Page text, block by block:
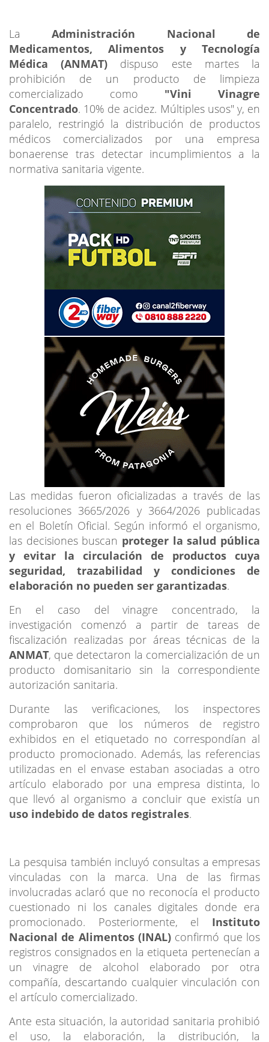
LaAdministración Nacional de
Medicamentos, Alimentos y Tecnología
Médica (ANMAT) dispuso este martes la
prohibición de un producto de limpieza
comercializado como "Vini Vinagre
Concentrado. 10% de acidez. Múltiples usos" y, en
paralelo, restringió la distribución de productos
médicos comercializados por una empresa
bonaerense tras detectar incumplimientos a la
normativa sanitaria vigente.
Las medidas fueron oficializadas a través de las
resoluciones 3665/2026 y 3664/2026 publicadas
en el Boletín Oficial. Según informó el organismo,
las decisiones buscan proteger la salud pública
y evitar la circulación de productos cuya
seguridad, trazabilidad y condiciones de
elaboración no pueden ser garantizadas.
En el caso del vinagre concentrado, la
investigación comenzó a partir de tareas de
fiscalización realizadas por áreas técnicas de la
ANMAT, que detectaron la comercialización de un
producto domisanitario sin la correspondiente
autorización sanitaria.
Durante las verificaciones, los inspectores
comprobaron que los números de registro
exhibidos en el etiquetado no correspondían al
producto promocionado. Además, las referencias
utilizadas en el envase estaban asociadas a otro
artículo elaborado por una empresa distinta, lo
que llevó al organismo a concluir que existía un
uso indebido de datos registrales.
La pesquisa también incluyó consultas a empresas
vinculadas con la marca. Una de las firmas
involucradas aclaró que no reconocía el producto
cuestionado ni los canales digitales donde era
promocionado. Posteriormente, el Instituto
Nacional de Alimentos (INAL) confirmó que los
registros consignados en la etiqueta pertenecían a
un vinagre de alcohol elaborado por otra
compañía, descartando cualquier vinculación con
el artículo comercializado.
Ante esta situación, la autoridad sanitaria prohibió
el uso, la elaboración, la distribución, la